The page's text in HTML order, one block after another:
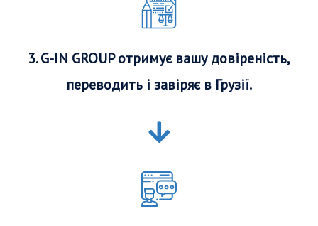
3. G-IN GROUP отримує вашу довіреність,
переводить і завіряє в Грузії.